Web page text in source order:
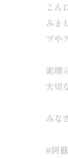
こん
みま
プや
素晴
大切
みな
#阿